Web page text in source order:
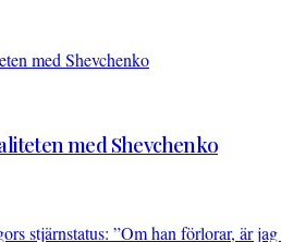
med Shevchenko